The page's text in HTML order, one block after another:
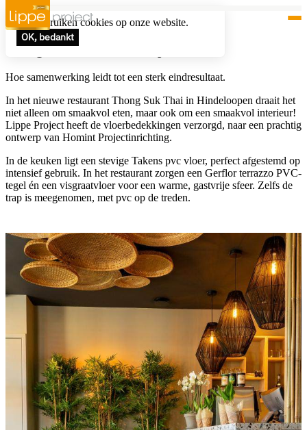
Wij gebruiken cookies op onze website.
OK, bedankt
Thong Suk Thai, Hindeloopen
Hoe samenwerking leidt tot een sterk eindresultaat.
In het nieuwe restaurant Thong Suk Thai in Hindeloopen draait het
niet alleen om smaakvol eten, maar ook om een smaakvol interieur!
Lippe Project heeft de vloerbedekkingen verzorgd, naar een prachtig
ontwerp van Homint Projectinrichting.
In de keuken ligt een stevige Takens pvc vloer, perfect afgestemd op
intensief gebruik. In het restaurant zorgen een Gerflor terrazzo PVC-
tegel én een visgraatvloer voor een warme, gastvrije sfeer. Zelfs de
trap is meegenomen, met pvc op de treden.